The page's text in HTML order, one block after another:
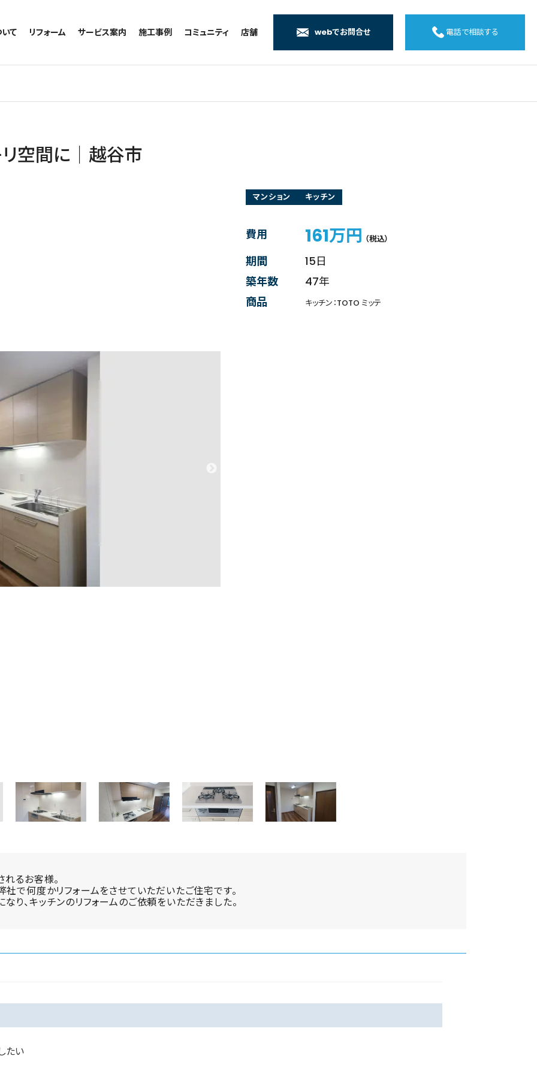
て リフォーム
お風呂のリフォーム
洗面台のリフォーム
内装のリフォーム
水回りのリフォーム
サービス案内
相談室・よくある質問
施工事例
トイレの施工事例
キッチンの施工事例
コミュニティ
アルブル通信
ブログ
店舗
墨田店
日本橋店
webでお問合せ 電話で相談する
リ空間に｜越谷市
マンション キッチン
費用 161万円 （税込）
期間
15日
築年数
47年
商品
キッチン：TOTO ミッテ
るお客様。
で何度かリフォームをさせていただいたご住宅です。
り、キッチンのリフォームのご依頼をいただきました。
たい